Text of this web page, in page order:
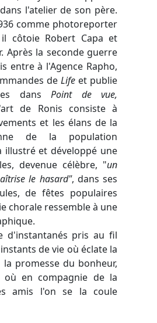
l'atelier de son père.
comme photoreporter
côtoie Robert Capa et
Après la seconde guerre
entre à l'Agence Rapho,
de Life et publie
dansPoint de vue,
de Ronis consiste à
et les élans de la
de la population
illustré et développé une
devenue célèbre, "un
le hasard", dans ses
de fêtes populaires
chorale ressemble à une
d'instantanés pris au fil
de vie où éclate la
promesse du bonheur,
où en compagnie de la
amis l'on se la coule